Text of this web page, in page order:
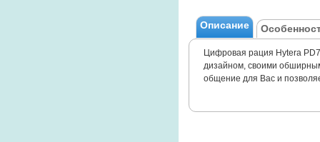
Описание
Цифровая рация Hytera
дизайном, своими
общение для Вас и